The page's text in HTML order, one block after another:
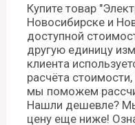
Купите товар
Новосибирске и
доступной
другую единицу
клиента
расчёта
мы поможем
Нашли дешевле?
цену еще ниже!